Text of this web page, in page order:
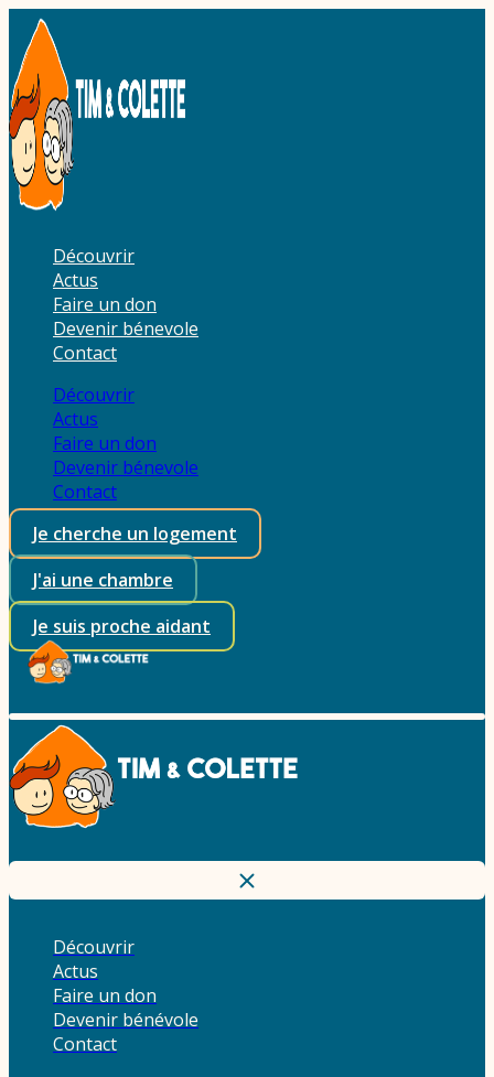
Aller
au
contenu
Découvrir
Actus
Faire un don
Devenir bénevole
Contact
Découvrir
Actus
Faire un don
Devenir bénevole
Contact
Je cherche un logement
J'ai une chambre
Je suis proche aidant
Découvrir
Actus
Faire un don
Devenir bénévole
Contact